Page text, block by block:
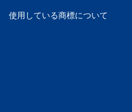
使用している商標について